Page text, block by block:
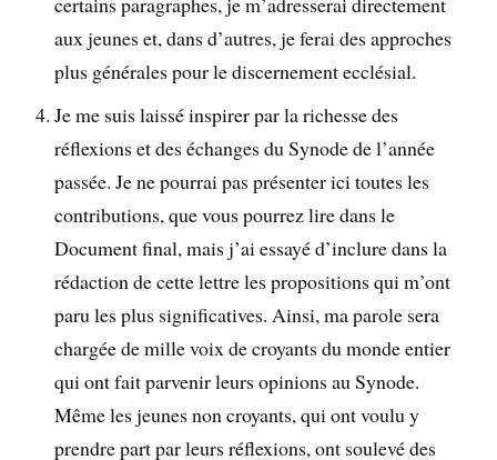
aux jeunes et, dans d’autres, je ferai des approches
plus générales pour le discernement ecclésial.
Je me suis laissé inspirer par la richesse des
réflexions et des échanges du Synode de l’année
passée. Je ne pourrai pas présenter ici toutes les
contributions, que vous pourrez lire dans le
Document final, mais j’ai essayé d’inclure dans la
rédaction de cette lettre les propositions qui m’ont
paru les plus significatives. Ainsi, ma parole sera
chargée de mille voix de croyants du monde entier
qui ont fait parvenir leurs opinions au Synode.
Même les jeunes non croyants, qui ont voulu y
prendre part par leurs réflexions, ont soulevé des